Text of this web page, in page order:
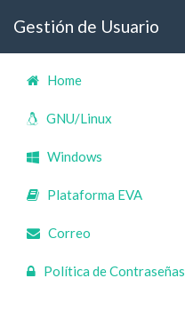
Gestión de Usuario
Home
GNU/Linux
Windows
Plataforma EVA
Correo
Política de Contraseñas